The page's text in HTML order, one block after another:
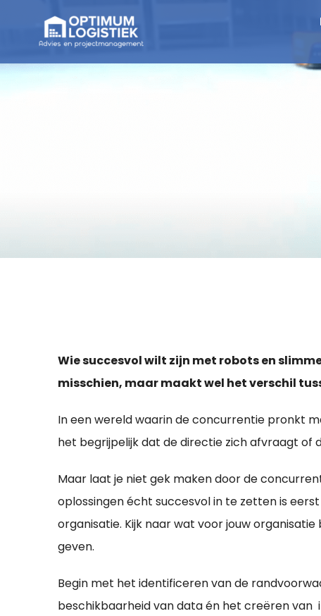
Wie succesvol wilt zijn met robots en
misschien, maar maakt wel het verschil
In een wereld waarin de concurrentie pronkt
het begrijpelijk dat de directie zich afvraagt of
Maar laat je niet gek maken door de
oplossingen écht succesvol in te zetten is
organisatie. Kijk naar wat voor jouw
geven.
Begin met het identificeren van de
beschikbaarheid van data én het creëren van